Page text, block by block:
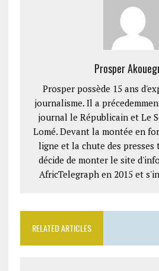
Prosper
Prosper possède 15 ans
journalisme. Il a
journal le Républicain et Le
Lomé. Devant la montée en
ligne et la chute des
décide de monter le site
AfricTelegraph en 2015 et
RELATED ARTICLES